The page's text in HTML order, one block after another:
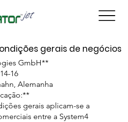
GmbH**
16
Alemanha
gerais aplicam-se a
entre a System4
gerais de negócios